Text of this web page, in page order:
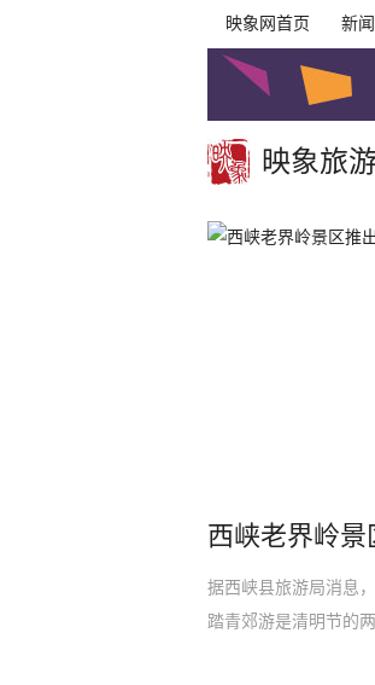
映象网首页 新闻
映象旅游
西峡老界岭
据西峡县旅游局消息
踏青郊游是清明节的